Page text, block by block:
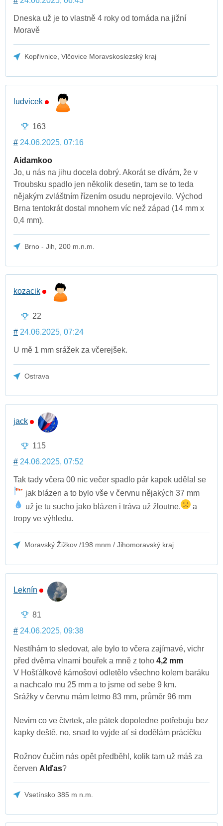
Dneska už je to vlastně 4 roky od tornáda na jižní
Moravě
Kopřivnice, Vlčovice Moravskoslezský kraj
ludvicek
163
# 24.06.2025, 07:16
Aidamkoo
Jo, u nás na jihu docela dobrý. Akorát se dívám, že v
Troubsku spadlo jen několik desetin, tam se to teda
nějakým zvláštním řízením osudu neprojevilo. Východ
Brna tentokrát dostal mnohem víc než západ (14 mm x
0,4 mm).
Brno - Jih, 200 m.n.m.
kozacik
22
# 24.06.2025, 07:24
U mě 1 mm srážek za včerejšek.
Ostrava
jack
115
# 24.06.2025, 07:52
Tak tady včera 00 nic večer spadlo pár kapek udělal se
jak blázen a to bylo vše v červnu nějakých 37 mm
už je tu sucho jako blázen i tráva už žloutne.
a
tropy ve výhledu.
Moravský Žižkov /198 mnm / Jihomoravský kraj
Leknín
81
# 24.06.2025, 09:38
Nestíhám to sledovat, ale bylo to včera zajímavé, vichr
před dvěma vlnami bouřek a mně z toho 4,2 mm
V Hošťálkové kámošovi odletělo všechno kolem baráku
a nachcalo mu 25 mm a to jsme od sebe 9 km.
Srážky v červnu mám letmo 83 mm, průměr 96 mm
Nevim co ve čtvrtek, ale pátek dopoledne potřebuju bez
kapky deště, no, snad to vyjde ať si dodělám prácičku
Rožnov čučím nás opět předběhl, kolik tam už máš za
červen Alďas?
Vsetínsko 385 m n.m.